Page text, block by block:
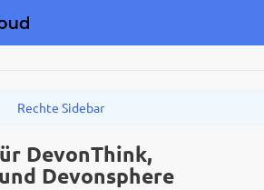
DevonThink,
Devonsphere